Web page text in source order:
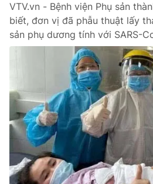
VTV.vn - Bệnh viện Phụ sản
biết, đơn vị đã phẫu thuật lấy
sản phụ dương tính với SARS-